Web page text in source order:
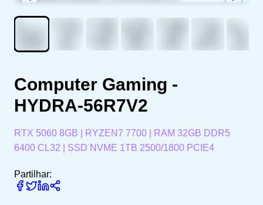
Computer Gaming -
HYDRA-56R7V2
RTX 5060 8GB | RYZEN7 7700 | RAM 32GB DDR5
6400 CL32 | SSD NVME 1TB 2500/1800 PCIE4
Partilhar: